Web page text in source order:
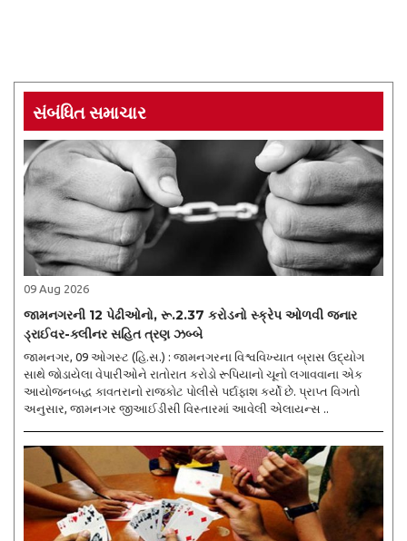
સંબંધિત સમાચાર
09 Aug 2026
જામનગરની 12 પેઢીઓનો, રૂ.2.37 કરોડનો સ્ક્રેપ ઓળવી જનાર
ડ્રાઈવર-ક્લીનર સહિત ત્રણ ઝબ્બે
જામનગર, 09 ઓગસ્ટ (હિ.સ.) : જામનગરના વિશ્વવિખ્યાત બ્રાસ ઉદ્યોગ
સાથે જોડાયેલા વેપારીઓને રાતોરાત કરોડો રૂપિયાનો ચૂનો લગાવવાના એક
આયોજનબદ્ધ કાવતરાનો રાજકોટ પોલીસે પર્દાફાશ કર્યો છે. પ્રાપ્ત વિગતો
અનુસાર, જામનગર જીઆઈડીસી વિસ્તારમાં આવેલી એલાયન્સ ..